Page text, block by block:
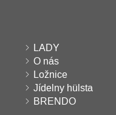
LADY
O nás
Ložnice
Jídelny hülsta
BRENDO